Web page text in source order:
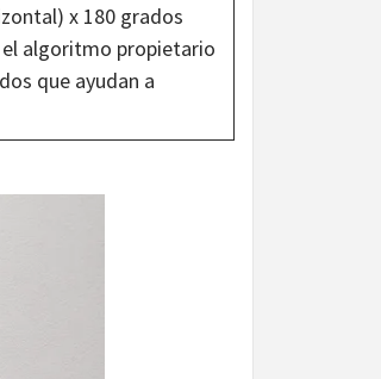
x 180 grados
algoritmo propietario
que ayudan a